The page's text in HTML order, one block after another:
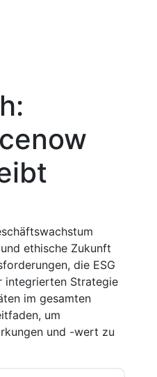
ethische Zukunft
die ESG
integrierten Strategie
im gesamten
um
und -wert zu